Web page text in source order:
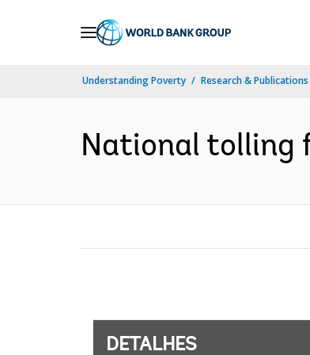
Understanding Poverty Research & Publications
National tolling
DETALHES